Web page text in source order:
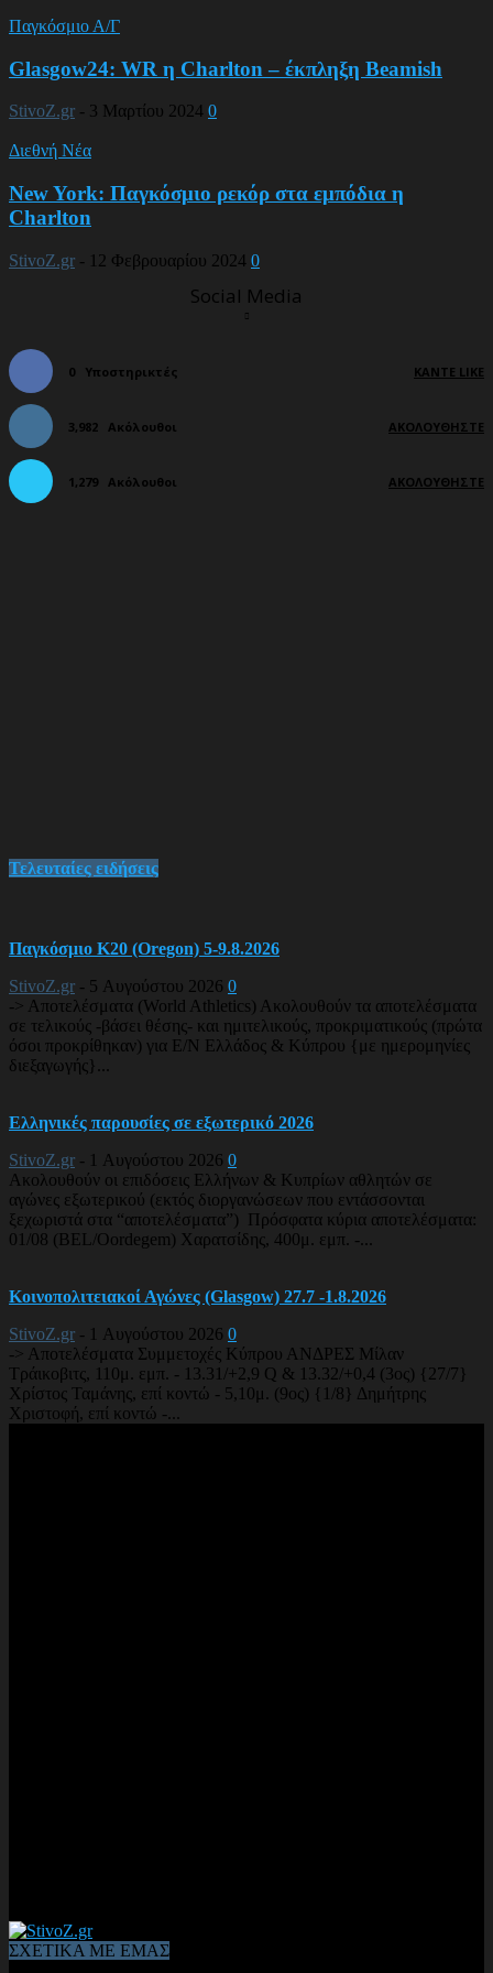
Παγκόσμιο Α/Γ
Glasgow24: WR η Charlton – έκπληξη Beamish
StivoZ.gr - 3 Μαρτίου 2024 0
Διεθνή Νέα
New York: Παγκόσμιο ρεκόρ στα εμπόδια η
Charlton
StivoZ.gr - 12 Φεβρουαρίου 2024 0
Social Media
0 Υποστηρικτές ΚΆΝΤΕ LIKE
3,982 Ακόλουθοι ΑΚΟΛΟΥΘΉΣΤΕ
1,279 Ακόλουθοι ΑΚΟΛΟΥΘΉΣΤΕ
Τελευταίες ειδήσεις
Παγκόσμιο Κ20 (Oregon) 5-9.8.2026
StivoZ.gr - 5 Αυγούστου 2026 0
-> Αποτελέσματα (World Athletics) Ακολουθούν τα αποτελέσματα
σε τελικούς -βάσει θέσης- και ημιτελικούς, προκριματικούς (πρώτα
όσοι προκρίθηκαν) για Ε/Ν Ελλάδος & Κύπρου {με ημερομηνίες
διεξαγωγής}...
Ελληνικές παρουσίες σε εξωτερικό 2026
StivoZ.gr - 1 Αυγούστου 2026 0
Ακολουθούν οι επιδόσεις Ελλήνων & Κυπρίων αθλητών σε
αγώνες εξωτερικού (εκτός διοργανώσεων που εντάσσονται
ξεχωριστά στα “αποτελέσματα”) Πρόσφατα κύρια αποτελέσματα:
01/08 (BEL/Oordegem) Χαρατσίδης, 400μ. εμπ. -...
Κοινοπολιτειακοί Αγώνες (Glasgow) 27.7 -1.8.2026
StivoZ.gr - 1 Αυγούστου 2026 0
-> Αποτελέσματα Συμμετοχές Κύπρου ΑΝΔΡΕΣ Μίλαν
Τράικοβιτς, 110μ. εμπ. - 13.31/+2,9 Q & 13.32/+0,4 (3ος) {27/7}
Χρίστος Ταμάνης, επί κοντώ - 5,10μ. (9ος) {1/8} Δημήτρης
Χριστοφή, επί κοντώ -...
ΣΧΕΤΙΚΑ ΜΕ ΕΜΑΣ